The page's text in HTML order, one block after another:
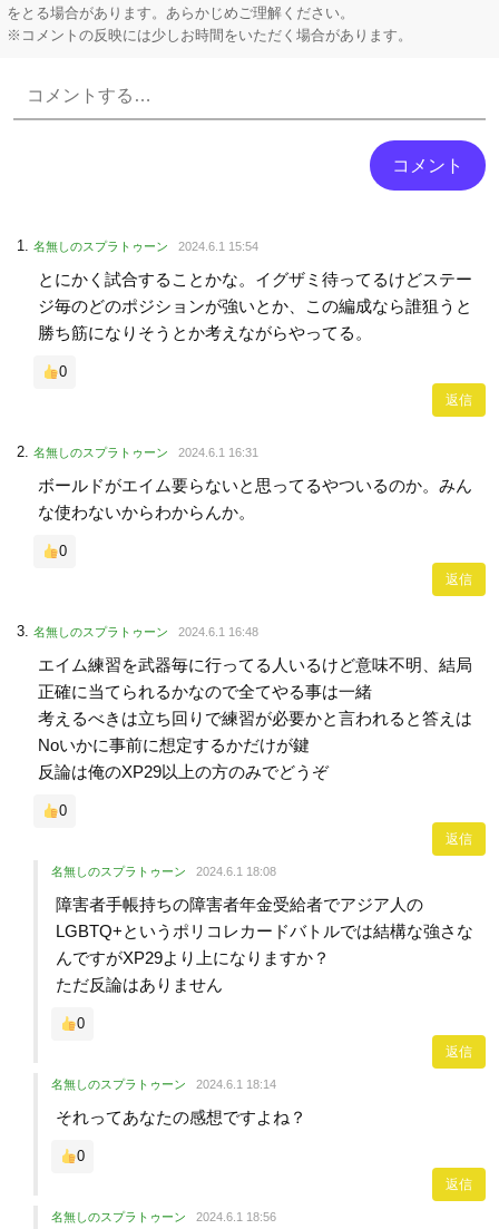
をとる場合があります。あらかじめご理解ください。
※コメントの反映には少しお時間をいただく場合があります。
名無しのスプラトゥーン 2024.6.1 15:54
とにかく試合することかな。イグザミ待ってるけどステー
ジ毎のどのポジションが強いとか、この編成なら誰狙うと
勝ち筋になりそうとか考えながらやってる。
0
返信
名無しのスプラトゥーン 2024.6.1 16:31
ボールドがエイム要らないと思ってるやついるのか。みん
な使わないからわからんか。
0
返信
名無しのスプラトゥーン 2024.6.1 16:48
エイム練習を武器毎に行ってる人いるけど意味不明、結局
正確に当てられるかなので全てやる事は一緒
考えるべきは立ち回りで練習が必要かと言われると答えは
Noいかに事前に想定するかだけが鍵
反論は俺のXP29以上の方のみでどうぞ
0
返信
名無しのスプラトゥーン 2024.6.1 18:08
障害者手帳持ちの障害者年金受給者でアジア人の
LGBTQ+というポリコレカードバトルでは結構な強さな
んですがXP29より上になりますか？
ただ反論はありません
0
返信
名無しのスプラトゥーン 2024.6.1 18:14
それってあなたの感想ですよね？
0
返信
名無しのスプラトゥーン 2024.6.1 18:56